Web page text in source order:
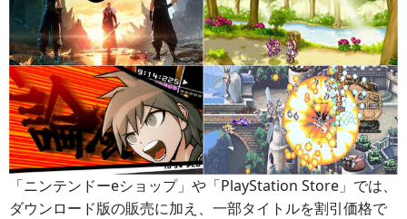
「ニンテンドーeショップ」や「PlayStation Store」では、
ダウンロード版の販売に加え、一部タイトルを割引価格で